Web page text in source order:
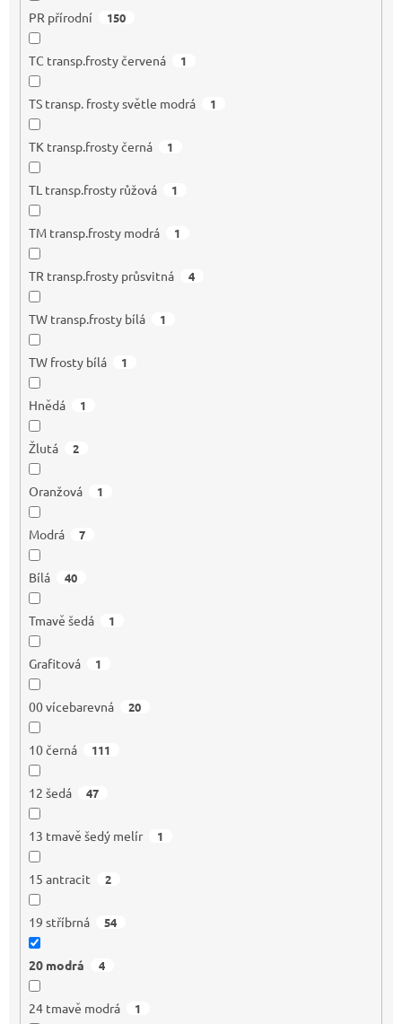
PR přírodní 150
TC transp.frosty červená 1
TS transp. frosty světle modrá 1
TK transp.frosty černá 1
TL transp.frosty růžová 1
TM transp.frosty modrá 1
TR transp.frosty průsvitná 4
TW transp.frosty bílá 1
TW frosty bílá 1
Hnědá 1
Žlutá 2
Oranžová 1
Modrá 7
Bílá 40
Tmavě šedá 1
Grafitová 1
00 vícebarevná 20
10 černá 111
12 šedá 47
13 tmavě šedý melír 1
15 antracit 2
19 stříbrná 54
20 modrá 4
24 tmavě modrá 1